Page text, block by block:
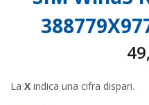
La X indica una cifra dispari.